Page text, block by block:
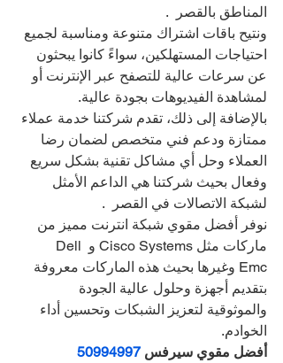
المناطق بالقصر  .
ونتيح باقات اشتراك متنوعة ومناسبة لجميع
احتياجات المستهلكين، سواءً كانوا يبحثون
عن سرعات عالية للتصفح عبر الإنترنت أو
لمشاهدة الفيديوهات بجودة عالية.
بالإضافة إلى ذلك، تقدم شركتنا خدمة عملاء
ممتازة ودعم فني متخصص لضمان رضا
العملاء وحل أي مشاكل تقنية بشكل سريع
وفعال بحيث شركتنا هي الداعم الأمثل
لشبكة الاتصالات في القصر  .
نوفر أفضل مقوي شبكة انترنت مميز من
ماركات مثل Cisco Systems و Dell
Emc وغيرها بحيث هذه الماركات معروفة
بتقديم أجهزة وحلول عالية الجودة
والموثوقية لتعزيز الشبكات وتحسين أداء
الخوادم.
أفضل مقوي سيرفس 50994997